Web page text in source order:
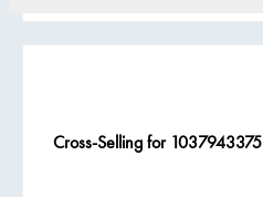
Cross-Selling for 1037943375